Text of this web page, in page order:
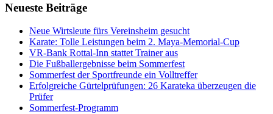
Neueste Beiträge
Neue Wirtsleute fürs Vereinsheim gesucht
Karate: Tolle Leistungen beim 2. Maya-Memorial-Cup
VR-Bank Rottal-Inn stattet Trainer aus
Die Fußballergebnisse beim Sommerfest
Sommerfest der Sportfreunde ein Volltreffer
Erfolgreiche Gürtelprüfungen: 26 Karateka überzeugen die
Prüfer
Sommerfest-Programm